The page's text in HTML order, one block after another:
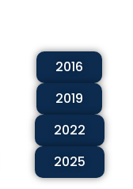
2016
2019
2022
2025